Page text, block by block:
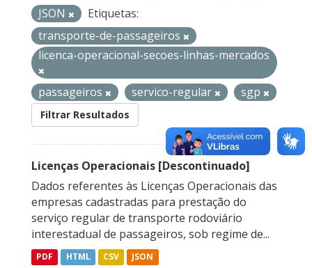
JSON
Etiquetas:
transporte-de-passageiros
licenca-operacional-secoes-linhas-mercados
passageiros servico-regular sgp
Filtrar Resultados
Licenças Operacionais [Descontinuado]
Dados referentes às Licenças Operacionais das
empresas cadastradas para prestação do
serviço regular de transporte rodoviário
interestadual de passageiros, sob regime de...
PDF HTML CSV JSON